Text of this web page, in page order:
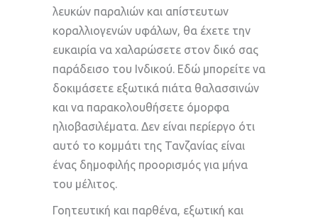
λευκών παραλιών και απίστευτων
κοραλλιογενών υφάλων, θα έχετε την
ευκαιρία να χαλαρώσετε στον δικό σας
παράδεισο του Ινδικού. Εδώ μπορείτε να
δοκιμάσετε εξωτικά πιάτα θαλασσινών
και να παρακολουθήσετε όμορφα
ηλιοβασιλέματα. Δεν είναι περίεργο ότι
αυτό το κομμάτι της Τανζανίας είναι
ένας δημοφιλής προορισμός για μήνα
του μέλιτος.
Γοητευτική και παρθένα, εξωτική και